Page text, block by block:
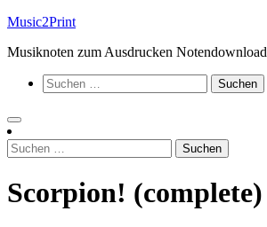
Zum
springen
Music2Print
Musiknoten zum Ausdrucken Notendownload
Suchen
nach:
Suchen
nach:
Scorpion! (complete)